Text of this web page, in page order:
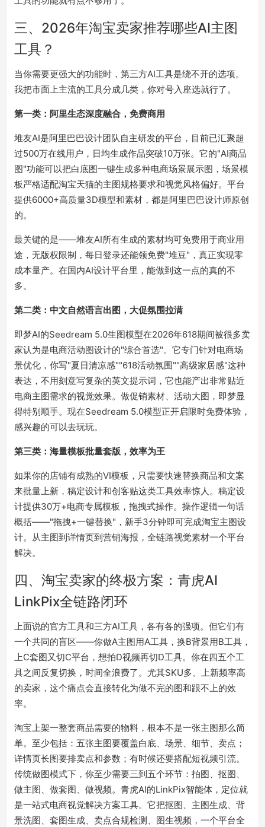
三、2026年淘宝卖家推荐哪些AI主图
工具？
当你需要更强大的功能时，第三方AI工具是绕不开的选项。
我把市面上主流的工具分成几类，你对号入座选就行了。
第一类：阿里生态深度融合，免费商用
堆友AI是阿里巴巴设计团队自主研发的平台，目前已汇聚超
过500万在线用户，日均生成作品突破10万张。 它的"AI商品
图"功能可以把白底图一键生成多种电商场景展示图，场景模
板严格适配淘宝天猫的主图规格要求和视觉风格偏好。 平台
提供6000+高质量3D模型和素材，都是阿里巴巴设计师原创
的。
最关键的是——堆友AI所有生成的素材均可免费用于商业用
途，无版权限制，每日登录还能领免费"堆豆"，真正实现零
成本量产。在国内AI设计平台里，能做到这一点的真的不
多。
第二类：中文自然语言出图，大促氛围拉满
即梦AI的Seedream 5.0生图模型在2026年618期间被很多卖
家认为是电商活动图设计的"综合首选"。 它专门针对电商场
景优化，你写"夏日清凉感""618活动氛围""高级家居感"这种
表达，不用刻意写复杂的英文提示词，它也能产出非常贴近
电商主图需求的视觉效果。 做促销素材、活动大图，即梦显
得特别顺手。现在Seedream 5.0模型正开启限时免费体验，
感兴趣的可以去玩玩。
第三类：海量模板批量套版，效率为王
如果你的店铺有成熟的VI模板，只需要快速替换商品和文案
来批量上新，稿定设计和创客贴这类工具效率惊人。稿定设
计提供30万+电商专属模板，拖拽式操作。操作逻辑一句话
概括——"拖拽+一键替换"，新手3分钟即可完成淘宝主图设
计。
从主图到详情页到营销海报，全链路视觉素材一个平台
解决。
四、淘宝卖家的终极方案：青虎AI
LinkPix全链路闭环
上面说的官方工具和三方AI工具，各有各的强项。但它们有
一个共同的盲区——你做A主图用A工具，换B背景用B工具，
上C套图又切C平台，想拍D视频再切D工具。你在四五个工
具之间反复切换，时间全浪费了。尤其SKU多、上新频率高
的卖家，这个痛点会直接转化为做不完的图和跟不上的效
率。
淘宝上架一整套商品需要的物料，根本不是一张主图那么简
单。至少包括：五张主图要覆盖白底、场景、细节、卖点；
详情页长图要排卖点和参数；有时候还要搭配短视频引流。
传统做图模式下，你至少需要三到五个环节：拍图、抠图、
做主图、做套图、做视频。青虎AI的LinkPix智能体，定位就
是一站式电商视觉解决方案工具。它把抠图、主图生成、背
景洗图、套图生成、卖点合规检测、图生视频，一个平台全